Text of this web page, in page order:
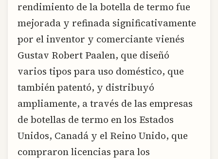
rendimiento de la botella de termo fue
mejorada y refinada significativamente
por el inventor y comerciante vienés
Gustav Robert Paalen, que diseñó
varios tipos para uso doméstico, que
también patentó, y distribuyó
ampliamente, a través de las empresas
de botellas de termo en los Estados
Unidos, Canadá y el Reino Unido, que
compraron licencias para los